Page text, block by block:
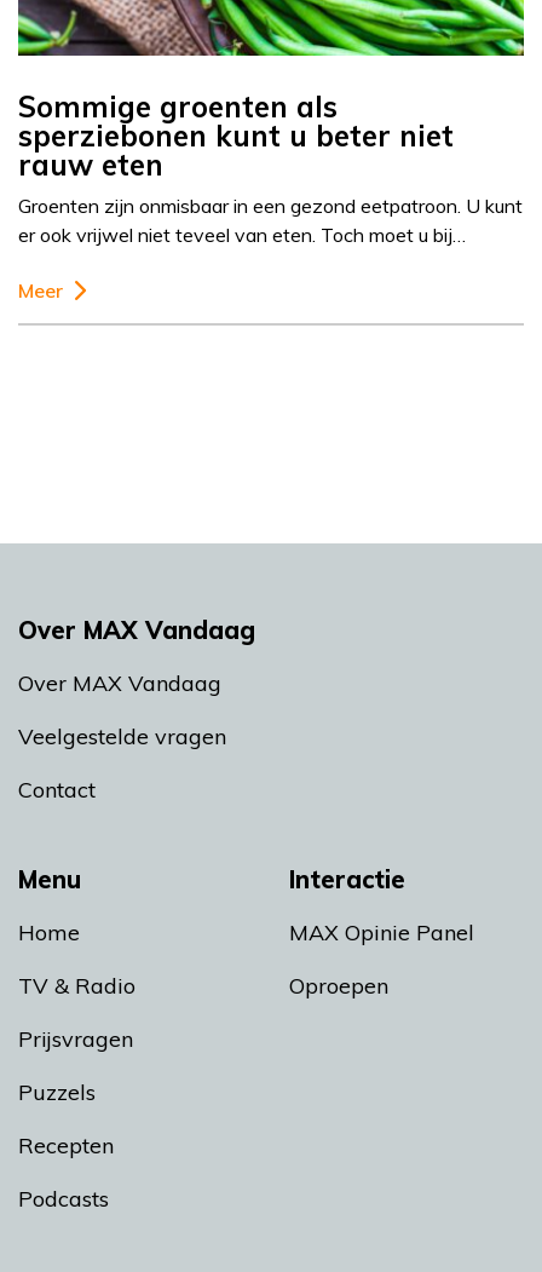
Sommige groenten als
sperziebonen kunt u beter niet
rauw eten
Groenten zijn onmisbaar in een gezond eetpatroon. U kunt
er ook vrijwel niet teveel van eten. Toch moet u bij…
Meer
Menu
Home
TV & Radio
Prijsvragen
Puzzels
Recepten
Podcasts
Interactie
MAX Opinie Panel
Oproepen
Over MAX Vandaag
Over MAX Vandaag
Veelgestelde vragen
Contact